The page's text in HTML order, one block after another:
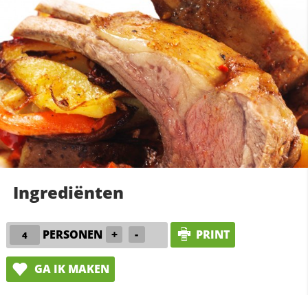
Ingrediënten
PERSONEN + - PRINT
GA IK MAKEN